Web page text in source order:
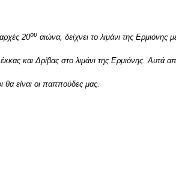
20ου αιώνα, δείχνει το λιμάνι της
και Δρίβας στο λιμάνι της Ερμιόνης.
θα είναι οι παππούδες μας.